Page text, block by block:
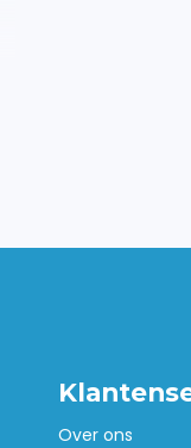
Over ons